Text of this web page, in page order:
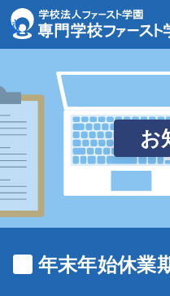
校
お
年末年始休業